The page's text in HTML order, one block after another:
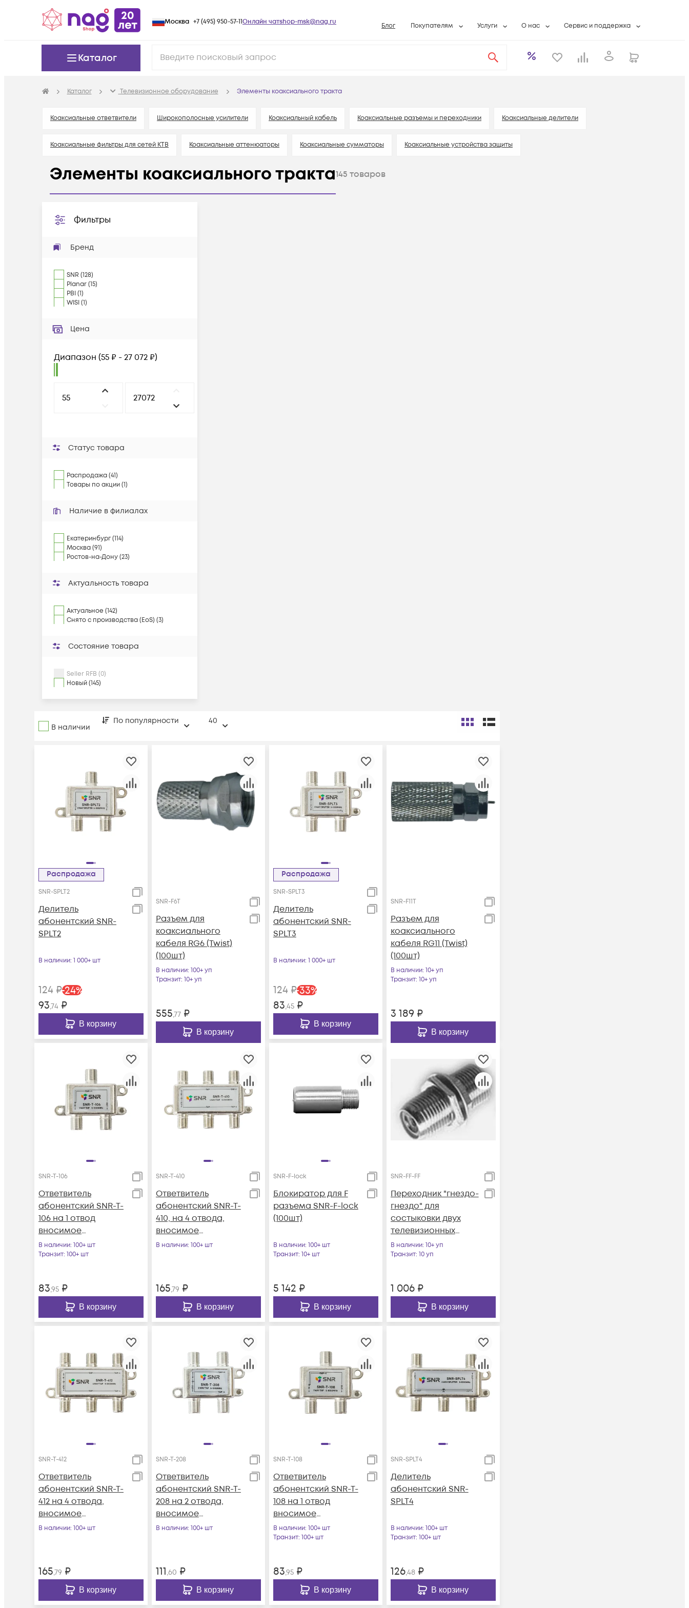
Москва +7 (495) 950-57-11Онлайн чатshop-msk@nag.ru Блог Покупателям
Вопросы и ответы
Услуги
Системная интеграция
О нас
Контактная информация
Сервис и поддержка
Контакты сервисных центров
Каталог
Каталог Телевизионное оборудование Элементы коаксиального тракта
Коаксиальные ответвители Широкополосные усилители Коаксиальный кабель Коаксиальные разъемы и переходники Коаксиальные делители
Коаксиальные фильтры для сетей КТВ Коаксиальные аттенюаторы Коаксиальные сумматоры Коаксиальные устройства защиты
Элементы коаксиального тракта145 товаров
Фильтры
Бренд
SNR (128)
Planar(15)
PBI(1)
WISI(1)
Цена
Диапазон (55 ₽ - 27 072 ₽)
Статус товара
Распродажа (41)
Товары по акции (1)
Наличие в филиалах
Екатеринбург (114)
Москва (91)
Ростов-на-Дону (23)
Актуальность товара
Актуальное (142)
Снято с производства (EoS) (3)
Состояние товара
Seller RFB (0)
Новый (145)
В наличии
По популярности 40
Распродажа
SNR-SPLT2
Делитель
абонентский SNR-
SPLT2
В наличии: 1 000+ шт
124 ₽-24%
93,74 ₽
В корзину
SNR-F6T
Разъем для
коаксиального
кабеля RG6 (Twist)
(100шт)
В наличии: 100+ уп
Транзит: 10+ уп
555,77₽
В корзину
Распродажа
SNR-SPLT3
Делитель
абонентский SNR-
SPLT3
В наличии: 1 000+ шт
124₽-33%
83,45₽
В корзину
SNR-F11T
Разъем для
коаксиального
кабеля RG11 (Twist)
(100шт)
В наличии: 10+ уп
Транзит: 10+ уп
3 189 ₽
В корзину
SNR-T-106
Ответвитель
абонентский SNR-T-
106 на 1 отвод
вносимое
затухание IN-TAP
6dB.
В наличии: 100+ шт
Транзит: 100+ шт
83,95 ₽
В корзину
SNR-T-410
Ответвитель
абонентский SNR-T-
410, на 4 отвода,
вносимое
затухание IN-TAP
В наличии: 100+ шт
165,79 ₽
В корзину
SNR-F-lock
Блокиратор для F
разъема SNR-F-lock
(100шт)
В наличии: 100+ шт
Транзит: 10+ шт
5 142 ₽
В корзину
SNR-FF-FF
Переходник "гнездо-
гнездо" для
состыковки двух
телевизионных
кабелей (100шт)
В наличии: 10+ уп
Транзит: 10 уп
1 006₽
В корзину
SNR-T-412
Ответвитель
абонентский SNR-T-
412 на 4 отвода,
вносимое
затухание IN-TAP
В наличии: 100+ шт
165,79 ₽
В корзину
SNR-T-208
Ответвитель
абонентский SNR-T-
208 на 2 отвода,
вносимое
затухание IN-TAP
В наличии: 100+ шт
111,60 ₽
В корзину
SNR-T-108
Ответвитель
абонентский SNR-T-
108 на 1 отвод
вносимое
затухание IN-TAP
8dB.
В наличии: 100+ шт
Транзит: 100+ шт
83,95₽
В корзину
SNR-SPLT4
Делитель
абонентский SNR-
SPLT4
В наличии: 100+ шт
Транзит: 100+ шт
126,48₽
В корзину